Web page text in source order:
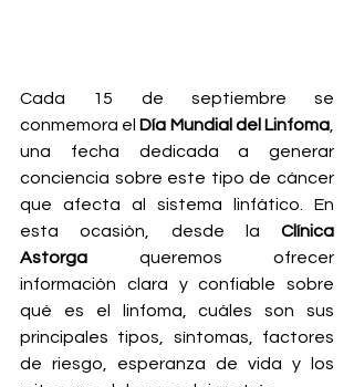
Cada 15 de septiembre se
conmemora el Día Mundial del Linfoma
una fecha dedicada a generar
conciencia sobre este tipo de cáncer
que afecta al sistema linfático. En
esta ocasión, desde la Clínica
Astorga queremos ofrecer
información clara y confiable sobre
qué es el linfoma, cuáles son sus
principales tipos, síntomas, factores
de riesgo, esperanza de vida y los